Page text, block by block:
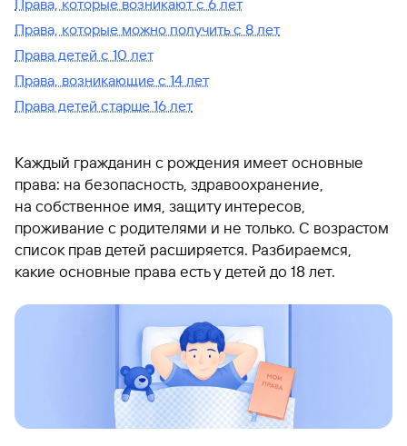
Права, которые возникают с 6 лет
Права, которые можно получить с 8 лет
Права детей с 10 лет
Права, возникающие с 14 лет
Права детей старше 16 лет
Каждый гражданин с рождения имеет основные
права: на безопасность, здравоохранение,
на собственное имя, защиту интересов,
проживание с родителями и не только. С возрастом
список прав детей расширяется. Разбираемся,
какие основные права есть у детей до 18 лет.